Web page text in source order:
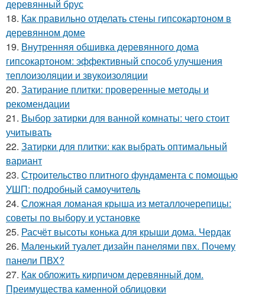
деревянный брус
18. Как правильно отделать стены гипсокартоном в
деревянном доме
19. Внутренняя обшивка деревянного дома
гипсокартоном: эффективный способ улучшения
теплоизоляции и звукоизоляции
20. Затирание плитки: проверенные методы и
рекомендации
21. Выбор затирки для ванной комнаты: чего стоит
учитывать
22. Затирки для плитки: как выбрать оптимальный
вариант
23. Строительство плитного фундамента с помощью
УШП: подробный самоучитель
24. Сложная ломаная крыша из металлочерепицы:
советы по выбору и установке
25. Расчёт высоты конька для крыши дома. Чердак
26. Маленький туалет дизайн панелями пвх. Почему
панели ПВХ?
27. Как обложить кирпичом деревянный дом.
Преимущества каменной облицовки